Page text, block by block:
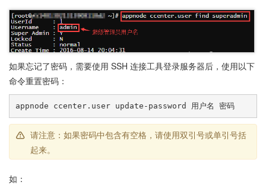
如果忘记了密码，需要使用 SSH 连接工具登录服务器后，使用以下
命令重置密码：
请注意：如果密码中包含有空格，请使用双引号或单引号括
起来。
如：